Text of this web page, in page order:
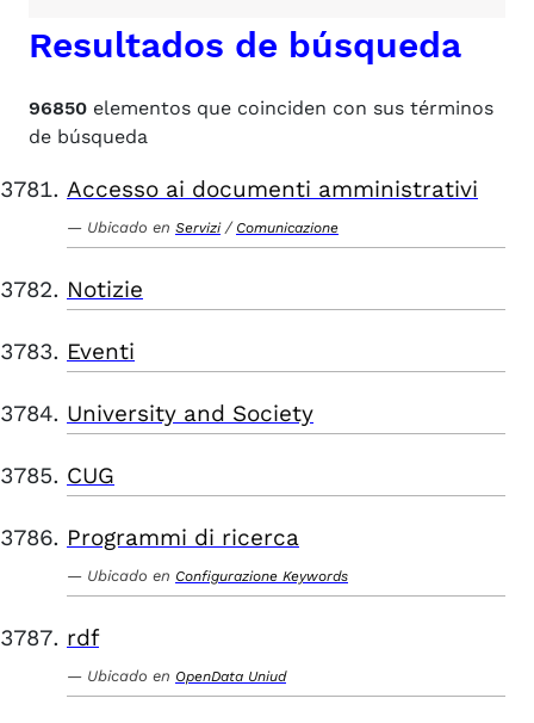
Resultados de búsqueda
96850 elementos que coinciden con sus términos
de búsqueda
Accesso ai documenti amministrativi
Ubicado en Servizi / Comunicazione
Notizie
Eventi
University and Society
CUG
Programmi di ricerca
Ubicado en Configurazione Keywords
rdf
Ubicado en OpenData Uniud